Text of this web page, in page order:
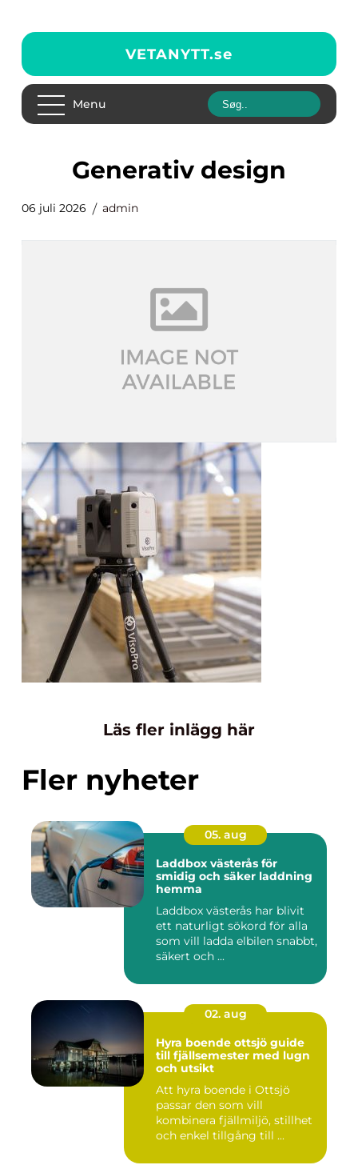
VETANYTT.se
Menu
generativ design
06 juli 2026 admin
Läs fler inlägg här
Fler nyheter
05. aug
Laddbox västerås för
smidig och säker laddning
hemma
Laddbox västerås har blivit
ett naturligt sökord för alla
som vill ladda elbilen snabbt,
säkert och ...
02. aug
Hyra boende ottsjö guide
till fjällsemester med lugn
och utsikt
Att hyra boende i Ottsjö
passar den som vill
kombinera fjällmiljö, stillhet
och enkel tillgång till ...